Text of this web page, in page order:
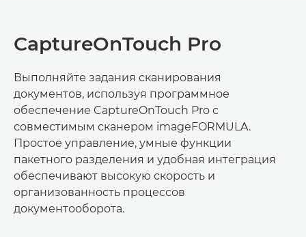
CaptureOnTouch Pro
Выполняйте задания сканирования
документов, используя программное
обеспечение CaptureOnTouch Pro с
совместимым сканером imageFORMULA.
Простое управление, умные функции
пакетного разделения и удобная интеграция
обеспечивают высокую скорость и
организованность процессов
документооборота.